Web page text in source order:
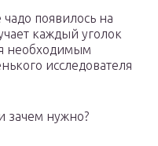
появилось на
каждый уголок
необходимым
исследователя
зачем нужно?